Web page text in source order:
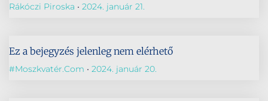
Rákóczi Piroska 2024. január 21.
Ez a bejegyzés jelenleg nem elérhető
#Moszkvatér.com 2024. január 20.